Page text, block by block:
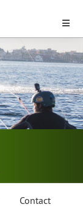
Contact